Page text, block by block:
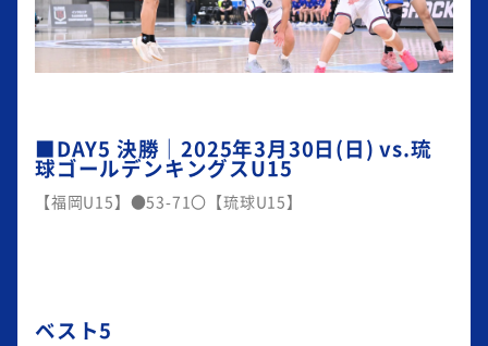
■DAY5 決勝｜2025年3月30日(日) vs.琉
球ゴールデンキングスU15
【福岡U15】●53-71〇【琉球U15】
ベスト5